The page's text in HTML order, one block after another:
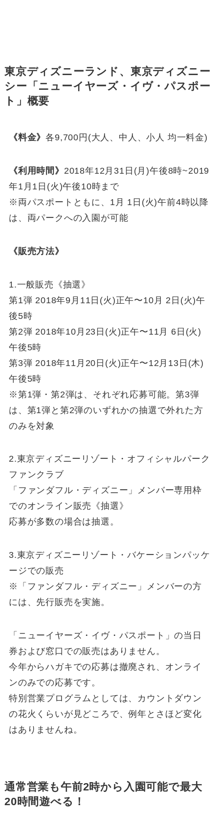
東京ディズニーランド、東京ディズニー
シー「ニューイヤーズ・イヴ・パスポー
ト」概要
《料金》各9,700円(大人、中人、小人 均一料金)
《利用時間》 2018年12月31日(月)午後8時~2019
年1月1日(火)午後10時まで
※両パスポートともに、1月 1日(火)午前4時以降
は、両パークへの入園が可能
《販売方法》
1.一般販売《抽選》
第1弾 2018年9月11日(火)正午〜10月 2日(火)午
後5時
第2弾 2018年10月23日(火)正午〜11月 6日(火)
午後5時
第3弾 2018年11月20日(火)正午〜12月13日(木)
午後5時
※第1弾・第2弾は、それぞれ応募可能。第3弾
は、第1弾と第2弾のいずれかの抽選で外れた方
のみを対象
2.東京ディズニーリゾート・オフィシャルパーク
ファンクラブ
「ファンダフル・ディズニー」メンバー専用枠
でのオンライン販売《抽選》
応募が多数の場合は抽選。
3.東京ディズニーリゾート・バケーションパッケ
ージでの販売
※「ファンダフル・ディズニー」メンバーの方
には、先行販売を実施。
「ニューイヤーズ・イヴ・パスポート」の当日
券および窓口での販売はありません。
今年からハガキでの応募は撤廃され、オンライ
ンのみでの応募です。
特別営業プログラムとしては、カウントダウン
の花火くらいが見どころで、例年とさほど変化
はありませんね。
通常営業も午前2時から入園可能で最大
20時間遊べる！